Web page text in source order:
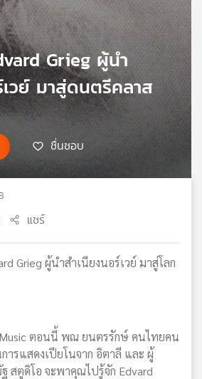
Grieg ผู้นำ
วย์ มาสู่ดนตรีคลาส
ชื่นชอบ
แชร์
Grieg ผู้นำสำเนียงนอร์เวย์ มาสู่โลก
Music ตอนนี้ พณ ยนตรรักษ์ คนไทยคน
รแสดงเปียโนจาก อิตาลี และ ผู้
สตูดิโอ จะพาคุณไปรู้จัก Edvard